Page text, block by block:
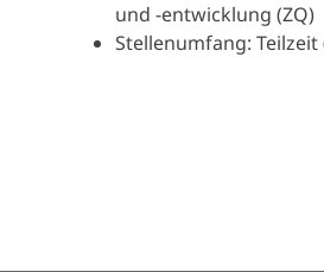
und -entwicklung (ZQ)
Stellenumfang: Teilzeit